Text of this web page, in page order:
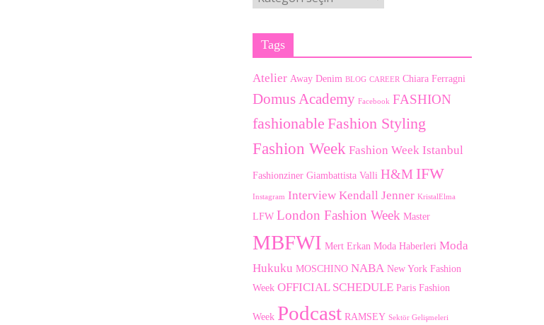
Tags
Atelier Away Denim BLOG CAREER Chiara Ferragni
Domus Academy Facebook FASHION
fashionable Fashion Styling
Fashion Week Fashion Week Istanbul
Fashionziner Giambattista Valli H&M IFW
Instagram Interview Kendall Jenner KristalElma
LFW London Fashion Week Master
MBFWI Mert Erkan Moda Haberleri Moda
Hukuku MOSCHINO NABA New York Fashion
Week OFFICIAL SCHEDULE Paris Fashion
Week Podcast RAMSEY Sektör Gelişmeleri